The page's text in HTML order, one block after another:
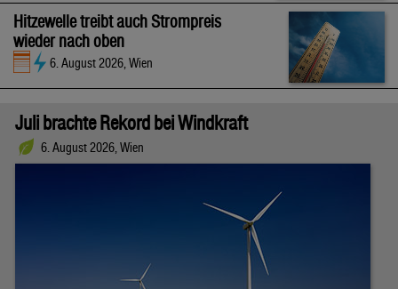
Hitzewelle treibt auch Strompreis
wieder nach oben
6. August 2026, Wien
Juli brachte Rekord bei Windkraft
6. August 2026, Wien